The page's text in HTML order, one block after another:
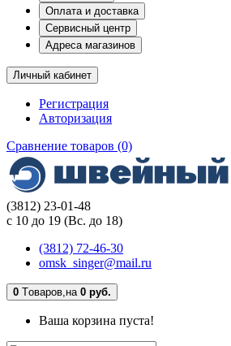
Оплата и доставка
Сервисный центр
Адреса магазинов
Личный кабинет
Регистрация
Авторизация
Сравнение товаров (0)
(3812) 23-01-48
с 10 до 19 (Вс. до 18)
(3812) 72-46-30
omsk_singer@mail.ru
0 Tоваров,на 0 руб.
Ваша корзина пуста!